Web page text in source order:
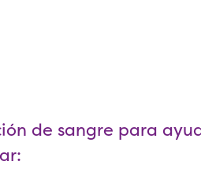
de sangre para